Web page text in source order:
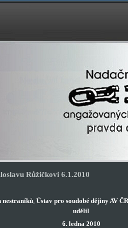
Růžičkovi 6.1.2010
nestraníků, Ústav pro soudobé dějiny AV
udělil
6. ledna 2010